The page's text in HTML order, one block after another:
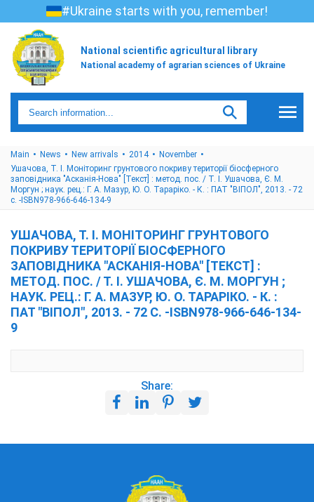
#Ukraine starts with you, remember!
National scientific agricultural library
National academy of agrarian sciences of Ukraine
Main News New arrivals 2014
November
Ушачова, Т. І. Моніторинг грунтового покриву території біосферного
заповідника "Асканія-Нова" [Текст] : метод. пос. / Т. І. Ушачова, Є. М.
Моргун ; наук. рец.: Г. А. Мазур, Ю. О. Тараріко. - К. : ПАТ "ВІПОЛ", 2013. - 72
с. -ISBN978-966-646-134-9
УШАЧОВА, Т. І. МОНІТОРИНГ ГРУНТОВОГО
ПОКРИВУ ТЕРИТОРІЇ БІОСФЕРНОГО
ЗАПОВІДНИКА "АСКАНІЯ-НОВА" [ТЕКСТ] :
МЕТОД. ПОС. / Т. І. УШАЧОВА, Є. М. МОРГУН ;
НАУК. РЕЦ.: Г. А. МАЗУР, Ю. О. ТАРАРІКО. - К. :
ПАТ "ВІПОЛ", 2013. - 72 С. -ISBN978-966-646-134-
9
Share: